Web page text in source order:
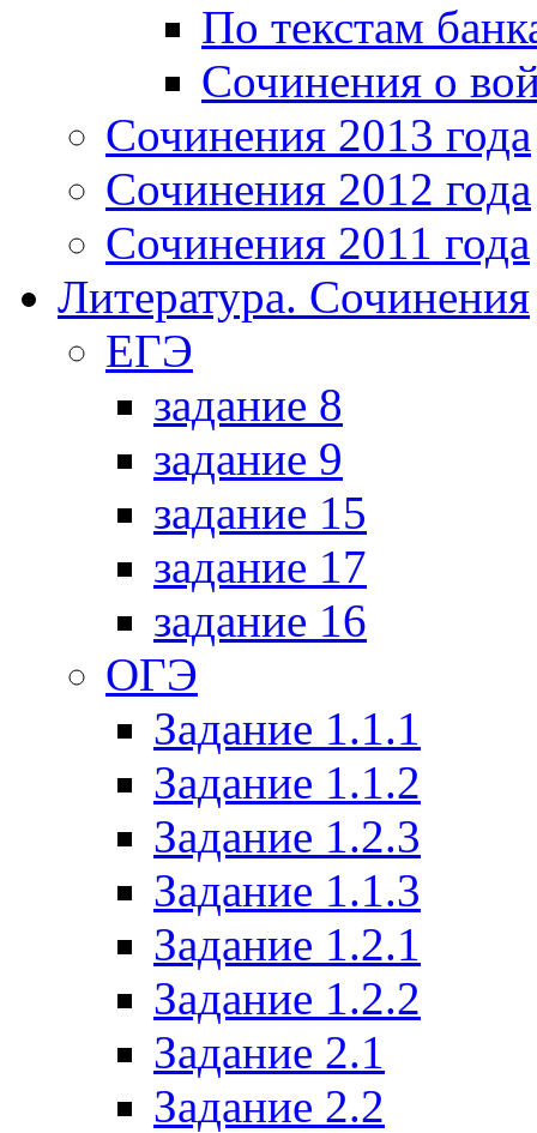
По текстам
Сочинения о
Сочинения 2013 года
Сочинения 2012 года
Сочинения 2011 года
Литература. Сочинения
ЕГЭ
задание 8
задание 9
задание 15
задание 17
задание 16
ОГЭ
Задание 1.1.1
Задание 1.1.2
Задание 1.2.3
Задание 1.1.3
Задание 1.2.1
Задание 1.2.2
Задание 2.1
Задание 2.2